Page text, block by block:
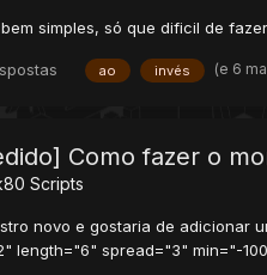
simples, só que dificil de
ao invés (e 6
Como fazer o
Scripts
novo e gostaria de adicionar
length="6" spread="3" min="-